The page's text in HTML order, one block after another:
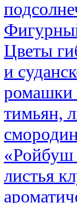
Цветы
и
ромашки
тимьян,
«Ройбуш
листья